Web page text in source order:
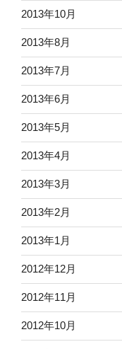
2013年10月
2013年8月
2013年7月
2013年6月
2013年5月
2013年4月
2013年3月
2013年2月
2013年1月
2012年12月
2012年11月
2012年10月